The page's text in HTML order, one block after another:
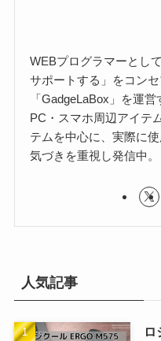
WEBプログラマーとし
サポートする」をコン
「GadgeLaBox」を運営
PC・スマホ周辺アイテ
テムを中心に、実際に
気づきを重視し発信中。
人気記事
ロ